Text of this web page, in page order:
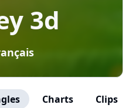
3d
Charts Clips